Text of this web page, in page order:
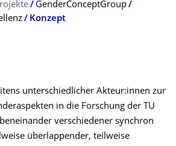
GenderConceptGroup
Konzept
unterschiedlicher Akteur:innen zur
in die Forschung der TU
verschiedener synchron
überlappender, teilweise